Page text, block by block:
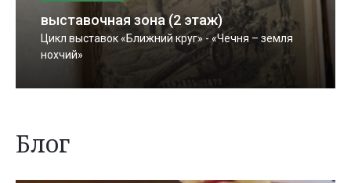
выставочная зона (2 этаж)
Цикл выставок «Ближний круг» - «Чечня – земля
нохчий»
Блог